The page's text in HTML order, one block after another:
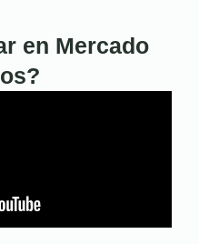
en Mercado